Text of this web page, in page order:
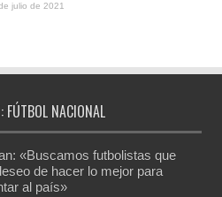
julio de 2021
FÚTBOL NACIONAL
«Buscamos futbolistas que
de hacer lo mejor para
al país»